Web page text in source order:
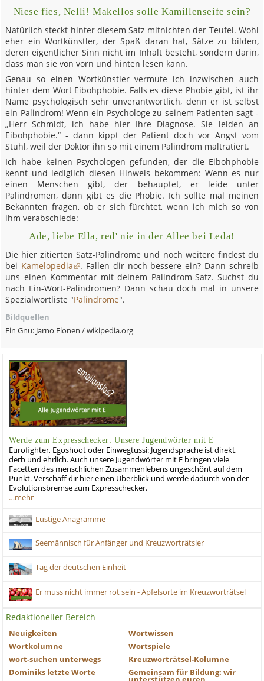
Niese fies, Nelli! Makellos solle Kamillenseife sein?
Natürlich steckt hinter diesem Satz mitnichten der Teufel. Wohl
eher ein Wortkünstler, der Spaß daran hat, Sätze zu bilden,
deren eigentlicher Sinn nicht im Inhalt besteht, sondern darin,
dass man sie von vorn und hinten lesen kann.
Genau so einen Wortkünstler vermute ich inzwischen auch
hinter dem Wort Eibohphobie. Falls es diese Phobie gibt, ist ihr
Name psychologisch sehr unverantwortlich, denn er ist selbst
ein Palindrom! Wenn ein Psychologe zu seinem Patienten sagt -
„Herr Schmidt, ich habe hier Ihre Diagnose. Sie leiden an
Eibohphobie.“ - dann kippt der Patient doch vor Angst vom
Stuhl, weil der Doktor ihn so mit einem Palindrom malträtiert.
Ich habe keinen Psychologen gefunden, der die Eibohphobie
kennt und lediglich diesen Hinweis bekommen: Wenn es nur
einen Menschen gibt, der behauptet, er leide unter
Palindromen, dann gibt es die Phobie. Ich sollte mal meinen
Bekannten fragen, ob er sich fürchtet, wenn ich mich so von
ihm verabschiede:
Ade, liebe Ella, red' nie in der Allee bei Leda!
Die hier zitierten Satz-Palindrome und noch weitere findest du
bei Kamelopedia
. Fallen dir noch bessere ein? Dann schreib
uns einen Kommentar mit deinem Palindrom-Satz. Suchst du
nach Ein-Wort-Palindromen? Dann schau doch mal in unsere
Spezialwortliste "Palindrome".
Bildquellen
Ein Gnu: Jarno Elonen / wikipedia.org
Werde zum Expresschecker: Unsere Jugendwörter mit E
Eurofighter, Egoshoot oder Einwegtussi: Jugendsprache ist direkt,
derb und ehrlich. Auch unsere Jugendwörter mit E bringen viele
Facetten des menschlichen Zusammenlebens ungeschönt auf dem
Punkt. Verschaff dir hier einen Überblick und werde dadurch von der
Evolutionsbremse zum Expresschecker.
…mehr
Lustige Anagramme
Seemännisch für Anfänger und Kreuzworträtsler
Tag der deutschen Einheit
Er muss nicht immer rot sein - Apfelsorte im Kreuzworträtsel
Redaktioneller Bereich
Neuigkeiten
Wortwissen
Wortkolumne
Wortspiele
wort-suchen unterwegs
Kreuzworträtsel-Kolumne
Dominiks letzte Worte
Gemeinsam für Bildung: wir